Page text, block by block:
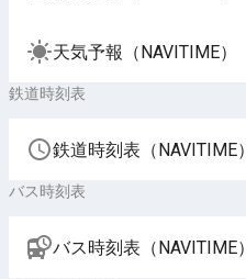
天気予報（NAVITIME）
鉄道時刻表
鉄道時刻表（NAVITIME）
バス時刻表
バス時刻表（NAVITIME）